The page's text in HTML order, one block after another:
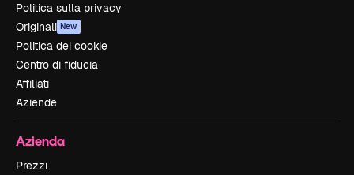
Politica sulla privacy
Originali New
Politica dei cookie
Centro di fiducia
Affiliati
Aziende
Azienda
Prezzi